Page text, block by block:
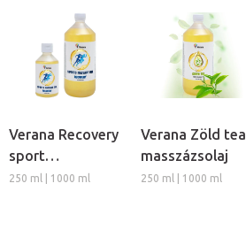
Verana Recovery
sport
masszázsolaj
250 ml | 1000 ml
Verana Zöld tea
masszázsolaj
250 ml | 1000 ml